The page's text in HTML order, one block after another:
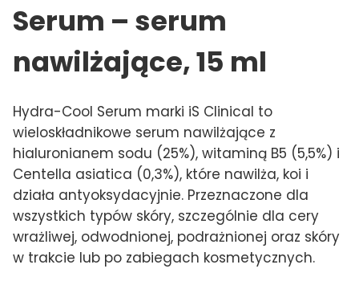
Serum – serum
nawilżające, 15 ml
Hydra-Cool Serum marki iS Clinical to
wieloskładnikowe serum nawilżające z
hialuronianem sodu (25%), witaminą B5 (5,5%) i
Centella asiatica (0,3%), które nawilża, koi i
działa antyoksydacyjnie. Przeznaczone dla
wszystkich typów skóry, szczególnie dla cery
wrażliwej, odwodnionej, podrażnionej oraz skóry
w trakcie lub po zabiegach kosmetycznych.